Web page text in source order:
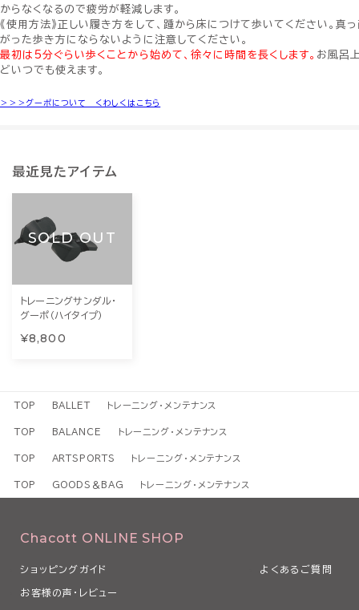
からなくなるので疲労が軽減します。
《使用方法》正しい履き方をして、踵から床につけて歩いてください。真
がった歩き方にならないように注意してください。
最初は5分ぐらい歩くことから始めて、徐々に時間を長くします。 お風呂
どいつでも使えます。
＞＞＞グーポについて くわしくはこちら
最近見たアイテム
SOLD OUT
トレーニングサンダル・
グーポ（ハイタイプ）
¥8,800
TOP BALLET トレーニング・メンテナンス
TOP BALANCE トレーニング・メンテナンス
TOP ARTSPORTS トレーニング・メンテナンス
TOP GOODS＆BAG トレーニング・メンテナンス
Chacott ONLINE SHOP
ショッピングガイド よくあるご質問
お客様の声・レビュー